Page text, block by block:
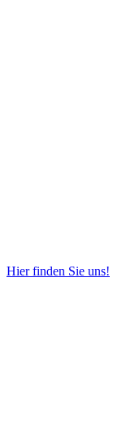
Hier finden Sie uns!